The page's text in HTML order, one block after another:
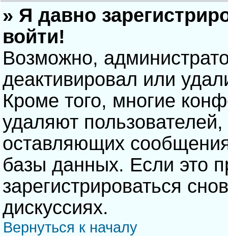
» Я давно
войти!
Возможно,
деактивировал или
Кроме того, многие
удаляют
оставляющих
базы данных. Если это
зарегистрироваться
дискуссиях.
Вернуться к началу